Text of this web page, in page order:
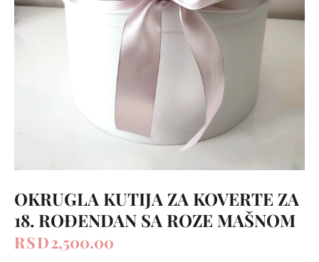
OKRUGLA KUTIJA ZA KOVERTE ZA
18. ROĐENDAN SA ROZE MAŠNOM
RSD2,500.00